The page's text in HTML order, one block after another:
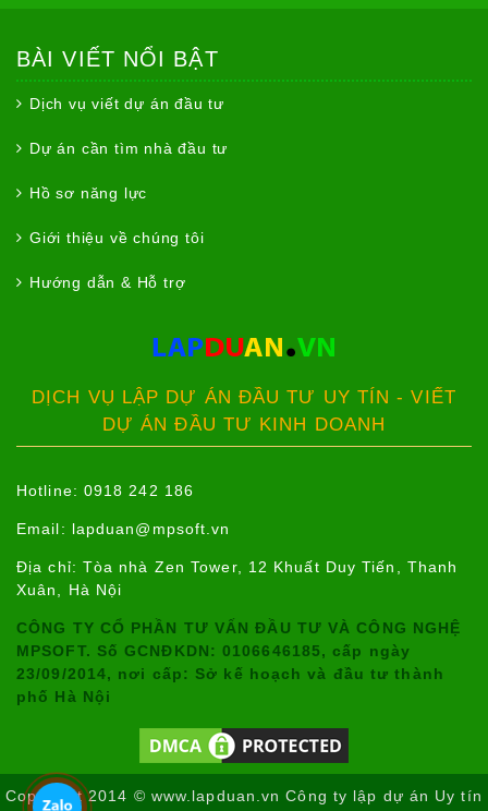
BÀI VIẾT NỔI BẬT
Dịch vụ viết dự án đầu tư
Dự án cần tìm nhà đầu tư
Hồ sơ năng lực
Giới thiệu về chúng tôi
Hướng dẫn & Hỗ trợ
DỊCH VỤ LẬP DỰ ÁN ĐẦU TƯ UY TÍN - VIẾT
DỰ ÁN ĐẦU TƯ KINH DOANH
Hotline: 0918 242 186
Email: lapduan@mpsoft.vn
Địa chỉ: Tòa nhà Zen Tower, 12 Khuất Duy Tiến, Thanh
Xuân, Hà Nội
CÔNG TY CỔ PHẦN TƯ VẤN ĐẦU TƯ VÀ CÔNG NGHỆ
MPSOFT. Số GCNĐKDN: 0106646185, cấp ngày
23/09/2014, nơi cấp: Sở kế hoạch và đầu tư thành
phố Hà Nội
Copyright 2014 © www.lapduan.vn Công ty lập dự án Uy tín